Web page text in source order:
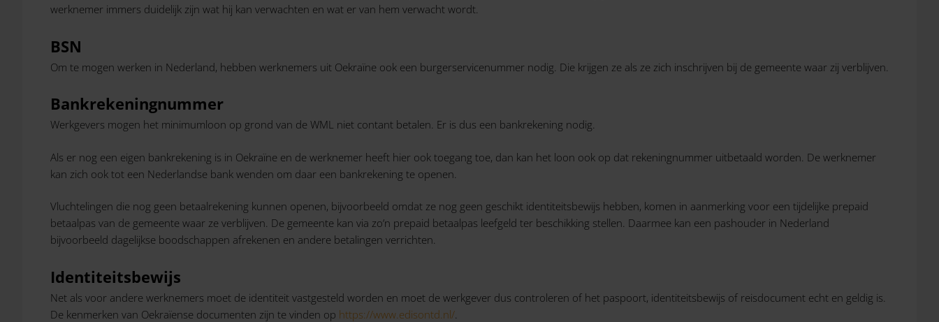
werknemer immers duidelijk zijn wat hij kan verwachten en wat er van hem verwacht wordt.
BSN
Om te mogen werken in Nederland, hebben werknemers uit Oekraïne ook een burgerservicenummer nodig. Die krijgen ze als ze zich inschrijven bij de gemeente waar zij verblijven.
Bankrekeningnummer
Werkgevers mogen het minimumloon op grond van de WML niet contant betalen. Er is dus een bankrekening nodig.
Als er nog een eigen bankrekening is in Oekraïne en de werknemer heeft hier ook toegang toe, dan kan het loon ook op dat rekeningnummer uitbetaald worden. De werknemer
kan zich ook tot een Nederlandse bank wenden om daar een bankrekening te openen.
Vluchtelingen die nog geen betaalrekening kunnen openen, bijvoorbeeld omdat ze nog geen geschikt identiteitsbewijs hebben, komen in aanmerking voor een tijdelijke prepaid
betaalpas van de gemeente waar ze verblijven. De gemeente kan via zo’n prepaid betaalpas leefgeld ter beschikking stellen. Daarmee kan een pashouder in Nederland
bijvoorbeeld dagelijkse boodschappen afrekenen en andere betalingen verrichten.
Identiteitsbewijs
Net als voor andere werknemers moet de identiteit vastgesteld worden en moet de werkgever dus controleren of het paspoort, identiteitsbewijs of reisdocument echt en geldig is.
De kenmerken van Oekraïense documenten zijn te vinden op https://www.edisontd.nl/